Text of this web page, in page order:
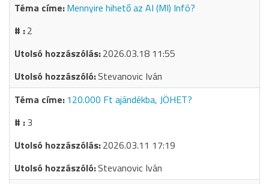
Mennyire hihető az AI (MI) Infó?
2
2026.03.18 11:55
Stevanovic Iván
120.000 Ft ajándékba, JÖHET?
3
2026.03.11 17:19
Stevanovic Iván